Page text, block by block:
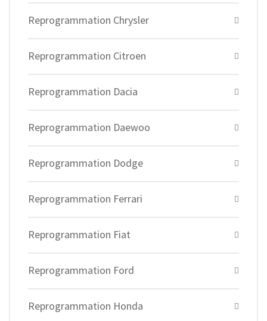
Reprogrammation Chrysler
Reprogrammation Citroen
Reprogrammation Dacia
Reprogrammation Daewoo
Reprogrammation Dodge
Reprogrammation Ferrari
Reprogrammation Fiat
Reprogrammation Ford
Reprogrammation Honda